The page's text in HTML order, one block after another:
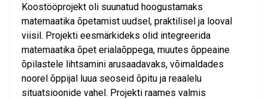
Koostööprojekt oli suunatud hoogustamaks
matemaatika õpetamist uudsel, praktilisel ja looval
viisil. Projekti eesmärkideks olid integreerida
matemaatika õpet erialaõppega, muutes õppeaine
õpilastele lihtsamini arusaadavaks, võimaldades
noorel õppijal luua seoseid õpitu ja reaalelu
situatsioonide vahel. Projekti raames valmis